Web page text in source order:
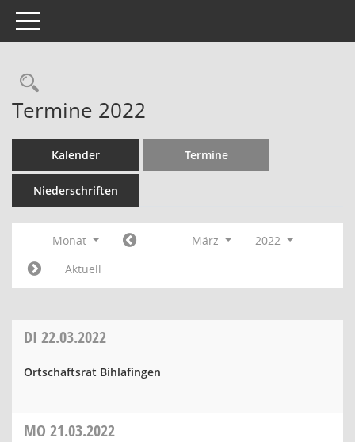
Toggle navigation
Termine 2022
Kalender Termine
Niederschriften
Monat März
2022
Aktuell
DI 22.03.2022
Ortschaftsrat Bihlafingen
MO 21.03.2022